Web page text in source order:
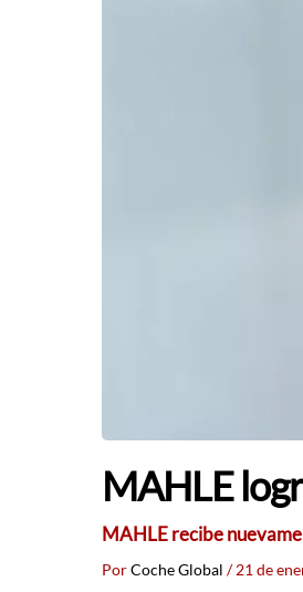
MAHLE
MAHLE recibe
PorCoche Global /21 de